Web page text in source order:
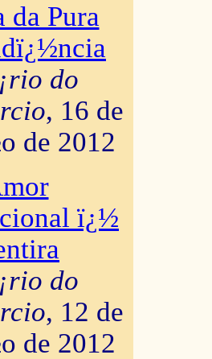
da Pura
do
, 16 de
de 2012
ï¿½
do
, 12 de
de 2012